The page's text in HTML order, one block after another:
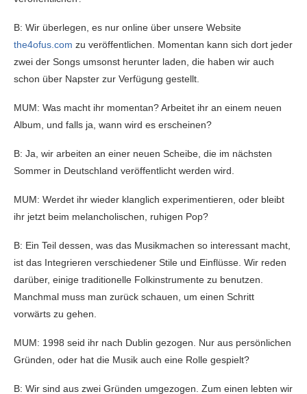
B: Wir überlegen, es nur online über unsere Website
the4ofus.com zu veröffentlichen. Momentan kann sich dort jeder
zwei der Songs umsonst herunter laden, die haben wir auch
schon über Napster zur Verfügung gestellt.
MUM: Was macht ihr momentan? Arbeitet ihr an einem neuen
Album, und falls ja, wann wird es erscheinen?
B: Ja, wir arbeiten an einer neuen Scheibe, die im nächsten
Sommer in Deutschland veröffentlicht werden wird.
MUM: Werdet ihr wieder klanglich experimentieren, oder bleibt
ihr jetzt beim melancholischen, ruhigen Pop?
B: Ein Teil dessen, was das Musikmachen so interessant macht,
ist das Integrieren verschiedener Stile und Einflüsse. Wir reden
darüber, einige traditionelle Folkinstrumente zu benutzen.
Manchmal muss man zurück schauen, um einen Schritt
vorwärts zu gehen.
MUM: 1998 seid ihr nach Dublin gezogen. Nur aus persönlichen
Gründen, oder hat die Musik auch eine Rolle gespielt?
B: Wir sind aus zwei Gründen umgezogen. Zum einen lebten wir